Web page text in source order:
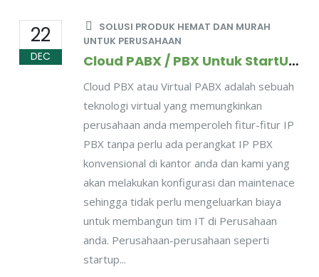
22
DEC
SOLUSI PRODUK HEMAT DAN MURAH
UNTUK PERUSAHAAN
Cloud PABX / PBX Untuk StartUP dan Perusahaan Kecil Menengah
Cloud PBX atau Virtual PABX adalah sebuah
teknologi virtual yang memungkinkan
perusahaan anda memperoleh fitur-fitur IP
PBX tanpa perlu ada perangkat IP PBX
konvensional di kantor anda dan kami yang
akan melakukan konfigurasi dan maintenace
sehingga tidak perlu mengeluarkan biaya
untuk membangun tim IT di Perusahaan
anda. Perusahaan-perusahaan seperti
startup...